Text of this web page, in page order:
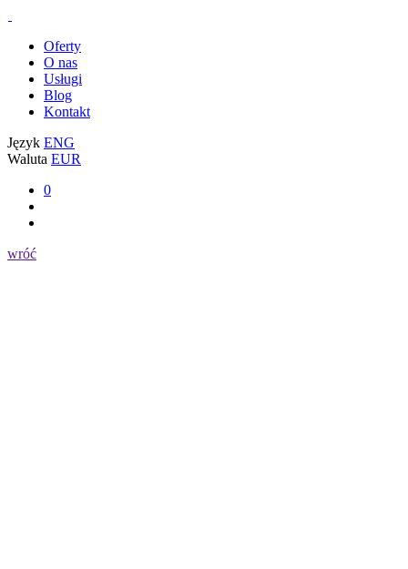
Oferty
O nas
Usługi
Blog
Kontakt
Język ENG
Waluta EUR
0
wróć